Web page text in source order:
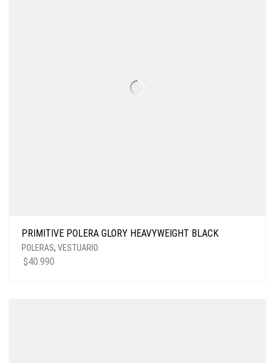
PRIMITIVE POLERA GLORY HEAVYWEIGHT BLACK
POLERAS, VESTUARIO
$40.990